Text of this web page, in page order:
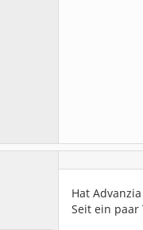
Hat
Seit ein paar